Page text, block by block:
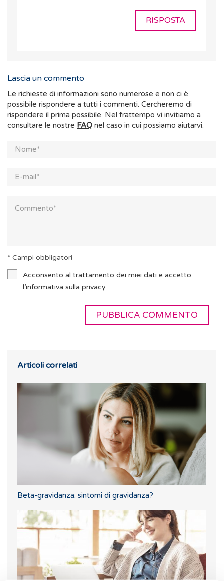
RISPOSTA
Lascia un commento
Le richieste di informazioni sono numerose e non ci è
possibile rispondere a tutti i commenti. Cercheremo di
rispondere il prima possibile. Nel frattempo vi invitiamo a
consultare le nostre FAQ nel caso in cui possiamo aiutarvi.
* Campi obbligatori
Acconsento al trattamento dei miei dati e accetto
l’informativa sulla privacy
Articoli correlati
Beta-gravidanza: sintomi di gravidanza?